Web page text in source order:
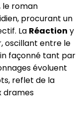
le roman
procurant un
La Réaction y
oscillant entre le
façonné tant par
évoluent
reflet de la
drames